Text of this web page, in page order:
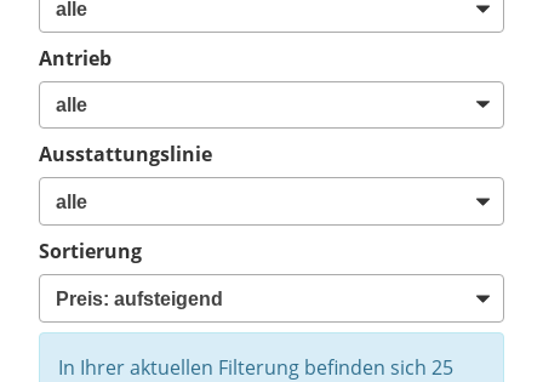
Antrieb
Ausstattungslinie
Sortierung
In Ihrer aktuellen Filterung befinden sich 25